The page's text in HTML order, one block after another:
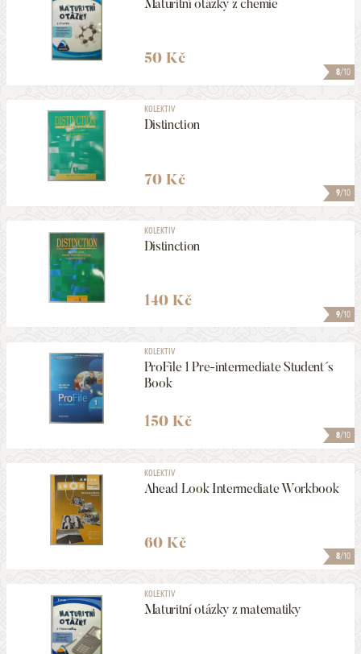
8/10
Maturitní otázky z chemie
50 Kč
9/10
KOLEKTIV
Distinction
70 Kč
9/10
KOLEKTIV
Distinction
140 Kč
8/10
KOLEKTIV
ProFile 1 Pre-intermediate Student´s
Book
150 Kč
8/10
KOLEKTIV
Ahead Look Intermediate Workbook
60 Kč
KOLEKTIV
Maturitní otázky z matematiky